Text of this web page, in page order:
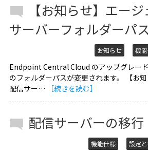
【お知らせ】エー
サーバーフォルダーパ
お知らせ 機
Endpoint Central Cloud のアップグレー
のフォルダーパスが変更されます。 【お
配信サー…
［続きを読む］
配信サーバーの移行
機能仕様 設定